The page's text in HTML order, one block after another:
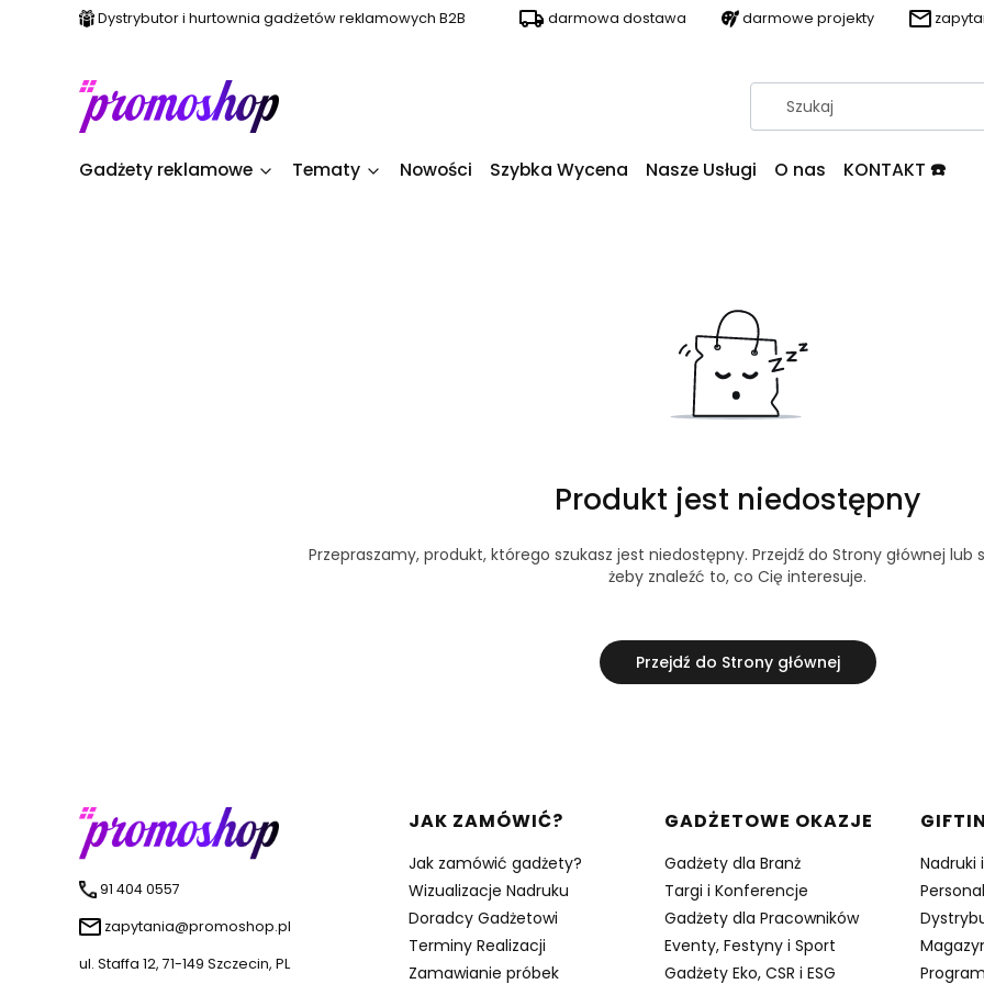
Dystrybutor i hurtownia gadżetów reklamowych B2B darmowa dostawa darmowe projekty
Gadżety reklamowe Tematy Nowości Szybka Wycena Nasze Usługi O nas KONTAKT ☎️
Produkt jest niedostępny
Przepraszamy, produkt, którego szukasz jest niedostępny. Przejdź do Strony głównej lub
żeby znaleźć to, co Cię interesuje.
Przejdź do Strony głównej
91 404 0557
zapytania@promoshop.pl
ul. Staffa 12, 71-149 Szczecin, PL
Linki w stopce
JAK ZAMÓWIĆ?
Jak zamówić gadżety?
Wizualizacje Nadruku
Doradcy Gadżetowi
Terminy Realizacji
Zamawianie próbek
GADŻETOWE OKAZJE
Gadżety dla Branż
Targi i Konferencje
Gadżety dla Pracowników
Eventy, Festyny i Sport
Gadżety Eko, CSR i ESG
Nadruki